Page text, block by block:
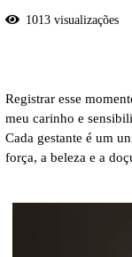
1013 visualizações
Registrar esse
meu carinho e
Cada gestante é um
força, a beleza e a